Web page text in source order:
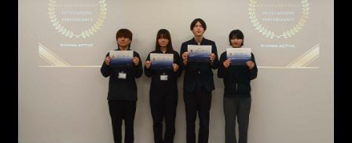
資料ダウンロード